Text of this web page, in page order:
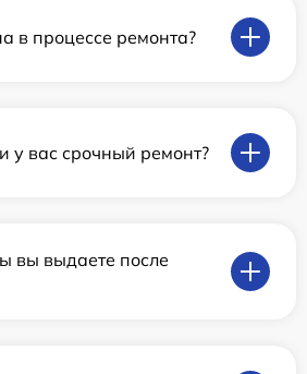
в процессе ремонта?
у вас срочный ремонт?
вы выдаете после